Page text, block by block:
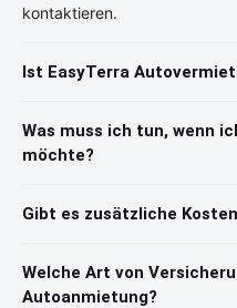
kontaktieren.
Ist EasyTerra
Was muss ich tun, wenn
möchte?
Gibt es zusätzliche
Welche Art von
Autoanmietung?